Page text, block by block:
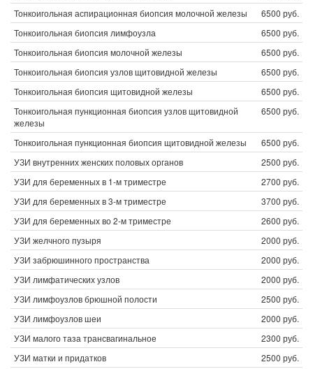
Тонкоигольная аспирационная биопсия молочной железы
6500 руб.
Тонкоигольная биопсия лимфоузла
6500 руб.
Тонкоигольная биопсия молочной железы
6500 руб.
Тонкоигольная биопсия узлов щитовидной железы
6500 руб.
Тонкоигольная биопсия щитовидной железы
6500 руб.
Тонкоигольная пункционная биопсия узлов щитовидной
железы
6500 руб.
Тонкоигольная пункционная биопсия щитовидной железы
6500 руб.
УЗИ внутренних женских половых органов
2500 руб.
УЗИ для беременных в 1-м триместре
2700 руб.
УЗИ для беременных в 3-м триместре
3700 руб.
УЗИ для беременных во 2-м триместре
2600 руб.
УЗИ желчного пузыря
2000 руб.
УЗИ забрюшинного пространства
2000 руб.
УЗИ лимфатических узлов
2000 руб.
УЗИ лимфоузлов брюшной полости
2500 руб.
УЗИ лимфоузлов шеи
2000 руб.
УЗИ малого таза трансвагинальное
2300 руб.
УЗИ матки и придатков
2500 руб.